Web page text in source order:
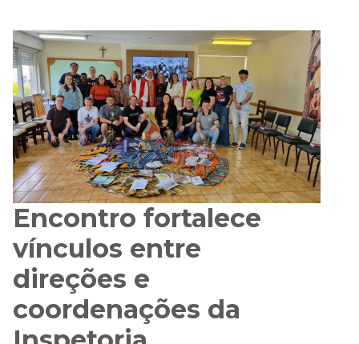
Encontro fortalece
vínculos entre
direções e
coordenações da